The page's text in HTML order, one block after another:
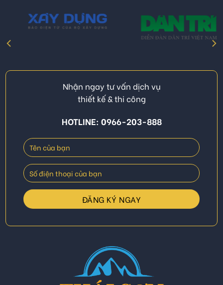
Nhận ngay tư vấn dịch vụ
thiết kế & thi công
HOTLINE: 0966-203-888